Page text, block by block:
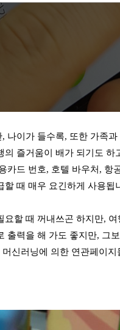
나이가 들수록, 또한 가족
즐거움이 배가 되기도
드 번호, 호텔 바우처,
할 때 매우 요긴하게 사용됩
할 때 꺼내쓰곤 하지만,
출력을 해 가도 좋지만, 그
신러닝에 의한 연관페이